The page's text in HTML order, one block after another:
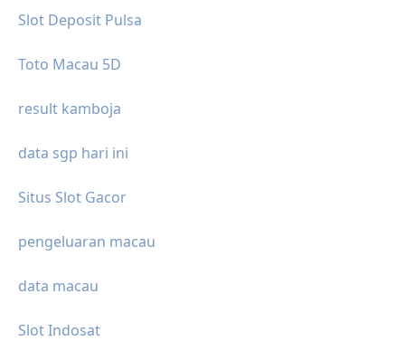
Slot Deposit Pulsa
Toto Macau 5D
result kamboja
data sgp hari ini
Situs Slot Gacor
pengeluaran macau
data macau
Slot Indosat